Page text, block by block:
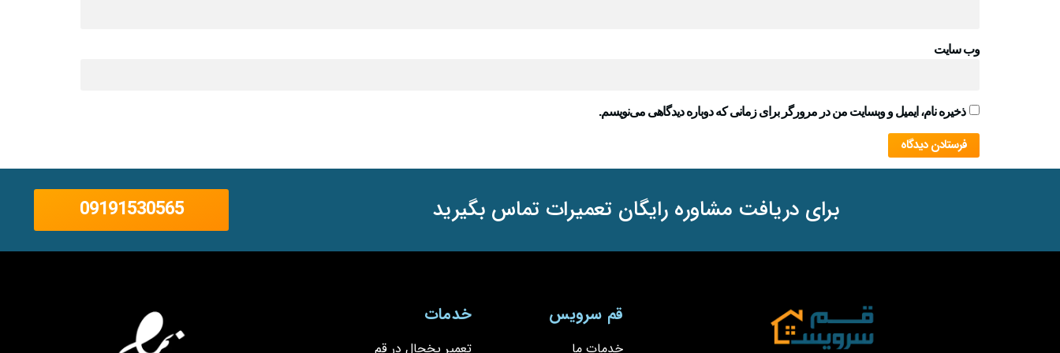
وب‌ سایت
ذخیره نام، ایمیل و وبسایت من در مرورگر برای زمانی که دوباره دیدگاهی می‌نویسم.
برای دریافت مشاوره رایگان تعمیرات تماس بگیرید 09191530565
قم سرویس
خدمات ما
خدمات
تعمیر یخچال در قم